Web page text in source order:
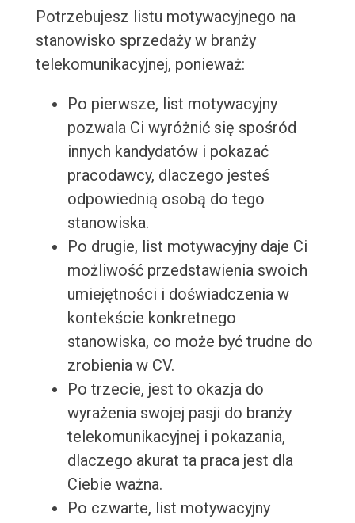
Potrzebujesz listu motywacyjnego na
stanowisko sprzedaży w branży
telekomunikacyjnej, ponieważ:
Po pierwsze, list motywacyjny
pozwala Ci wyróżnić się spośród
innych kandydatów i pokazać
pracodawcy, dlaczego jesteś
odpowiednią osobą do tego
stanowiska.
Po drugie, list motywacyjny daje Ci
możliwość przedstawienia swoich
umiejętności i doświadczenia w
kontekście konkretnego
stanowiska, co może być trudne do
zrobienia w CV.
Po trzecie, jest to okazja do
wyrażenia swojej pasji do branży
telekomunikacyjnej i pokazania,
dlaczego akurat ta praca jest dla
Ciebie ważna.
Po czwarte, list motywacyjny